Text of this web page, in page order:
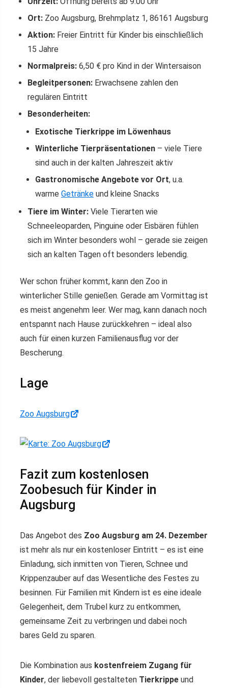
Ort: Zoo Augsburg, Brehmplatz 1, 86161 Augsburg
Aktion: Freier Eintritt für Kinder bis einschließlich
15 Jahre
Normalpreis: 6,50 € pro Kind in der Wintersaison
Begleitpersonen: Erwachsene zahlen den
regulären Eintritt
Besonderheiten:
Exotische Tierkrippe im Löwenhaus
Winterliche Tierpräsentationen – viele Tiere
sind auch in der kalten Jahreszeit aktiv
Gastronomische Angebote vor Ort, u.a.
warme Getränke und kleine Snacks
Tiere im Winter: Viele Tierarten wie
Schneeleoparden, Pinguine oder Eisbären fühlen
sich im Winter besonders wohl – gerade sie zeigen
sich an kalten Tagen oft besonders lebendig.
Wer schon früher kommt, kann den Zoo in
winterlicher Stille genießen. Gerade am Vormittag ist
es meist angenehm leer. Wer mag, kann danach noch
entspannt nach Hause zurückkehren – ideal also
auch für einen kurzen Familienausflug vor der
Bescherung.
Lage
Zoo Augsburg
Fazit zum kostenlosen
Zoobesuch für Kinder in
Augsburg
Das Angebot des Zoo Augsburg am 24. Dezember
ist mehr als nur ein kostenloser Eintritt – es ist eine
Einladung, sich inmitten von Tieren, Schnee und
Krippenzauber auf das Wesentliche des Festes zu
besinnen. Für Familien mit Kindern ist es eine ideale
Gelegenheit, dem Trubel kurz zu entkommen,
gemeinsame Zeit zu verbringen und dabei noch
bares Geld zu sparen.
Die Kombination aus kostenfreiem Zugang für
Kinder, der liebevoll gestalteten Tierkrippe und